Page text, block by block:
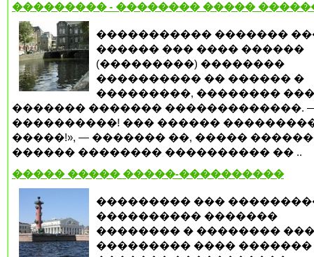
��������� - �������� �����
����������� �������
������ ��� ���� ������
(���������) ��������
���������� �� ������ �
���������, ��������
������� ������� �������������.
����������! ��� ������
�����!», — ������� ��, �����
������ �������� ���������� �� ..
����� ����� �����-����������
��������� ���
���������� �������
�������� � ��������
��������� ���� �������